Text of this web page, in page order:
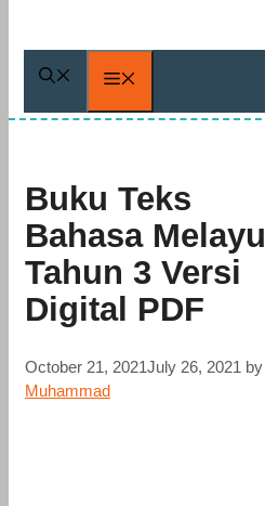
Buku Teks
Bahasa Melayu
Tahun 3 Versi
Digital PDF
October 21, 2021July 26, 2021 by
Muhammad